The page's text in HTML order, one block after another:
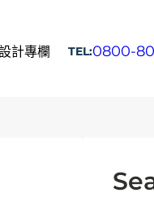
計專欄 TEL:0800-